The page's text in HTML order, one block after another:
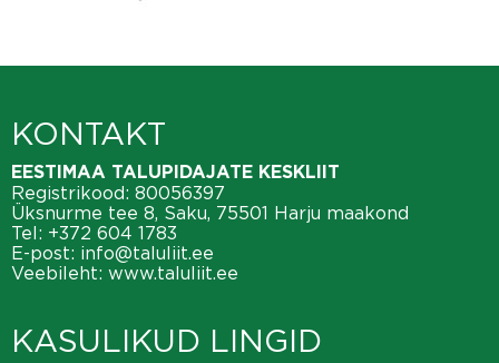
KONTAKT
EESTIMAA TALUPIDAJATE KESKLIIT
Registrikood: 80056397
Üksnurme tee 8, Saku, 75501 Harju maakond
Tel: +372 604 1783
E-post: info@taluliit.ee
Veebileht: www.taluliit.ee
KASULIKUD LINGID